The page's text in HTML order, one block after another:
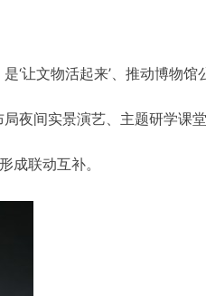
‘让文物活起来’、推动博物馆
夜间实景演艺、主题研学课
成联动互补。